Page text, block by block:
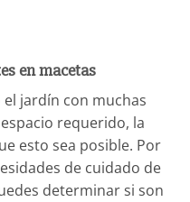
en macetas
jardín con muchas
requerido, la
esto sea posible. Por
de cuidado de
determinar si son